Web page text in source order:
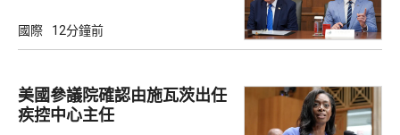
國際 12分鐘前
美國參議院確認由施瓦茨出任
疾控中心主任